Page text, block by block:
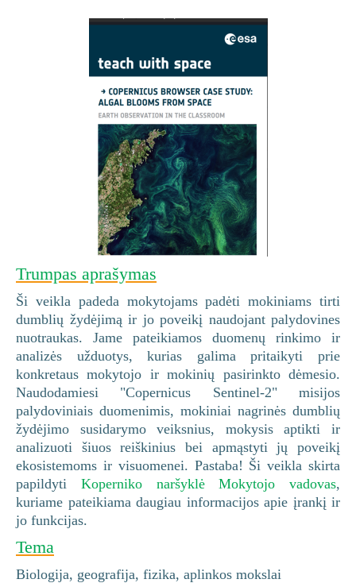
Trumpas aprašymas
Ši veikla padeda mokytojams padėti mokiniams tirti
dumblių žydėjimą ir jo poveikį naudojant palydovines
nuotraukas. Jame pateikiamos duomenų rinkimo ir
analizės užduotys, kurias galima pritaikyti prie
konkretaus mokytojo ir mokinių pasirinkto dėmesio.
Naudodamiesi "Copernicus Sentinel-2" misijos
palydoviniais duomenimis, mokiniai nagrinės dumblių
žydėjimo susidarymo veiksnius, mokysis aptikti ir
analizuoti šiuos reiškinius bei apmąstyti jų poveikį
ekosistemoms ir visuomenei. Pastaba! Ši veikla skirta
papildyti Koperniko naršyklė Mokytojo vadovas,
kuriame pateikiama daugiau informacijos apie įrankį ir
jo funkcijas.
Tema
Biologija, geografija, fizika, aplinkos mokslai